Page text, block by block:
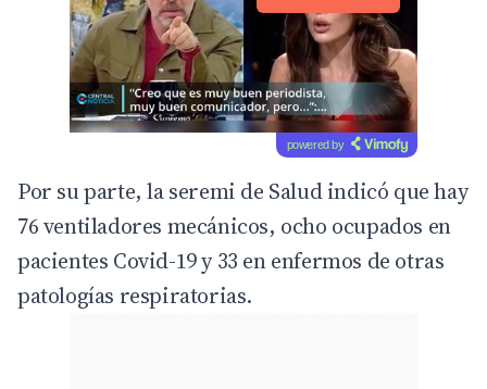
powered by
Por su parte, la seremi de Salud indicó que hay
76 ventiladores mecánicos, ocho ocupados en
pacientes Covid-19 y 33 en enfermos de otras
patologías respiratorias.